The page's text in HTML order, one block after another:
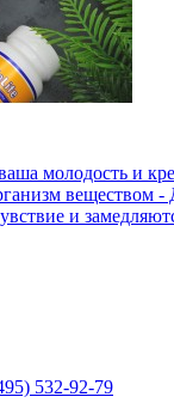
молодость и
веществом
и
532-92-79